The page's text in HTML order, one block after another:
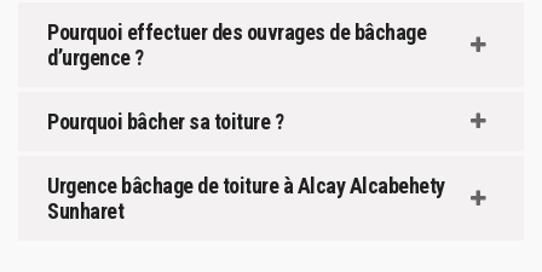
Pourquoi effectuer des ouvrages de bâchage
d’urgence ?
Pourquoi bâcher sa toiture ?
Urgence bâchage de toiture à Alcay Alcabehety
Sunharet